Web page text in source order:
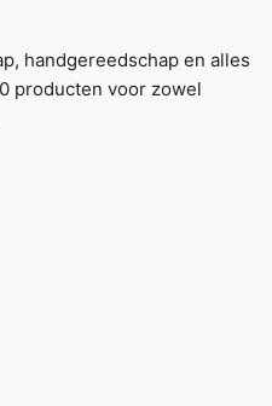
handgereedschap en alles
producten voor zowel